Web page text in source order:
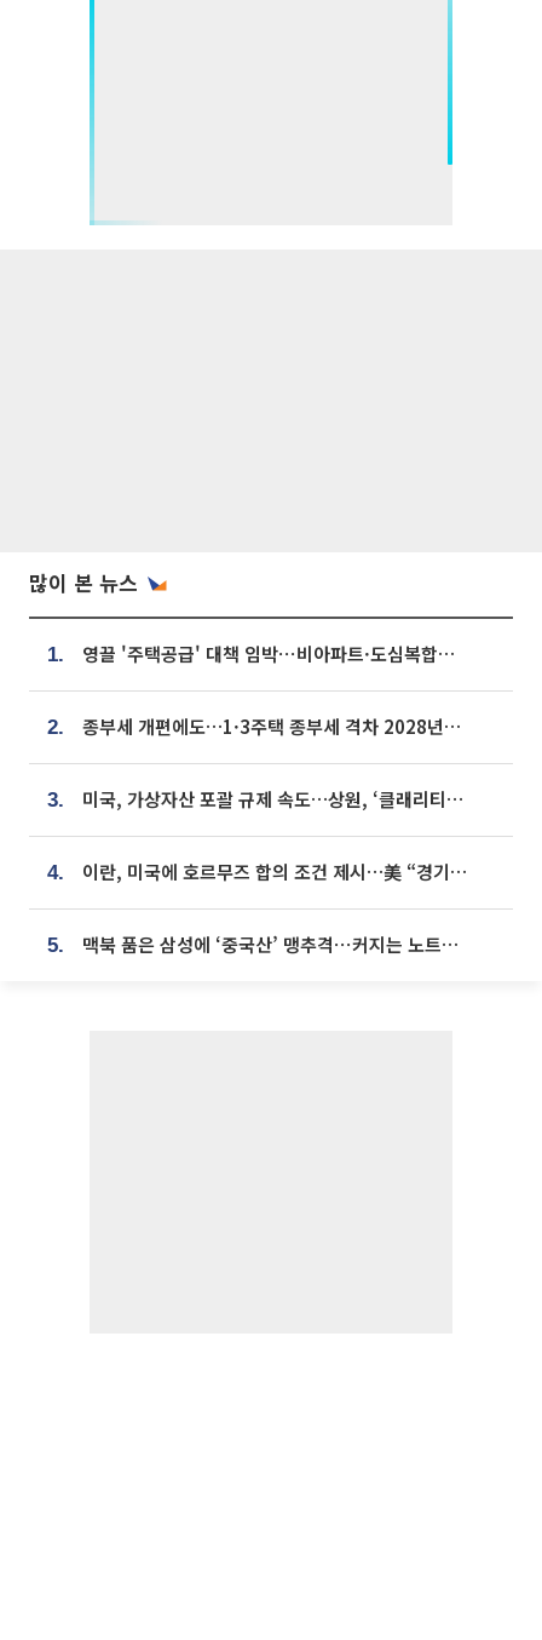
많이 본 뉴스
1. 영끌 '주택공급' 대책 임박⋯비아파트·도심복합까지 총동원
2. 종부세 개편에도…1·3주택 종부세 격차 2028년부터 확대
3. 미국, 가상자산 포괄 규제 속도…상원, ‘클래리티법’ 9월 절차투표 추진
4. 이란, 미국에 호르무즈 합의 조건 제시…美 “경기 아직 안 끝나” [종합]
5. 맥북 품은 삼성에 ‘중국산’ 맹추격⋯커지는 노트북 OLED 시장